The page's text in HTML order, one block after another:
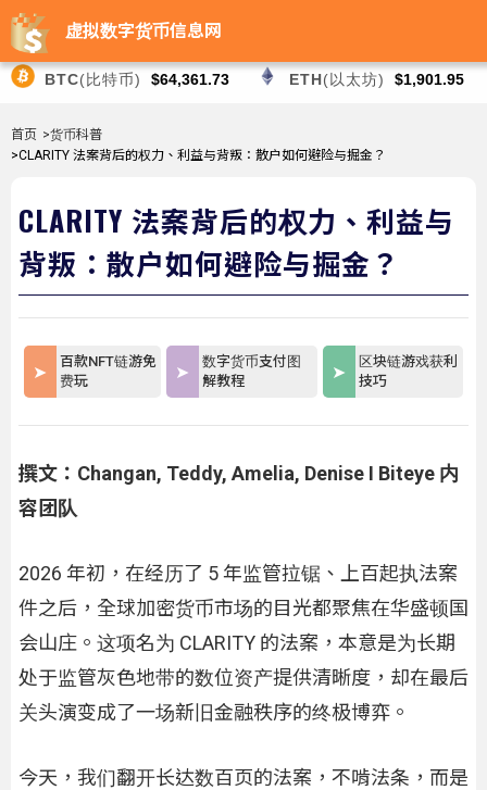
虚拟数字货币信息网
BTC(比特币) $64,361.73 ETH(以太坊) $1,901.95
首页 >货币科普
>CLARITY 法案背后的权力、利益与背叛：散户如何避险与掘金？
CLARITY 法案背后的权力、利益与
背叛：散户如何避险与掘金？
百款NFT链游免
费玩
数字货币支付图
解教程
区块链游戏获利
技巧
撰文：Changan, Teddy, Amelia, Denise I Biteye 内
容团队
2026 年初，在经历了 5 年监管拉锯、上百起执法案
件之后，全球加密货币市场的目光都聚焦在华盛顿国
会山庄。这项名为 CLARITY 的法案，本意是为长期
处于监管灰色地带的数位资产提供清晰度，却在最后
关头演变成了一场新旧金融秩序的终极博弈。
今天，我们翻开长达数百页的法案，不啃法条，而是